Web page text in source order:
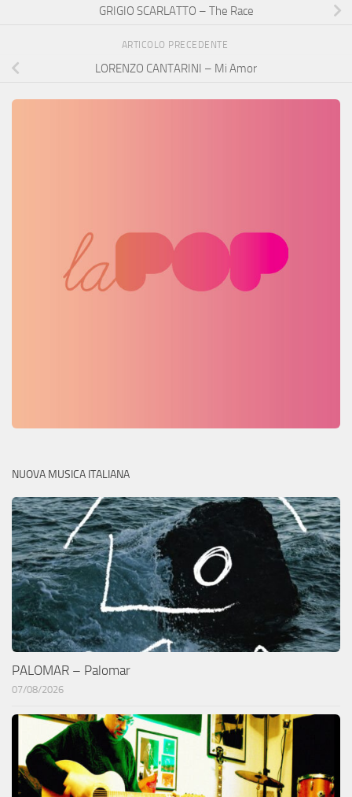
GRIGIO SCARLATTO – The Race
ARTICOLO PRECEDENTE
LORENZO CANTARINI – Mi Amor
NUOVA MUSICA ITALIANA
PALOMAR – Palomar
07/08/2026